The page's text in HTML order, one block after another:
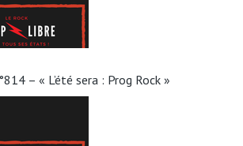
– « L’été sera : Prog Rock »